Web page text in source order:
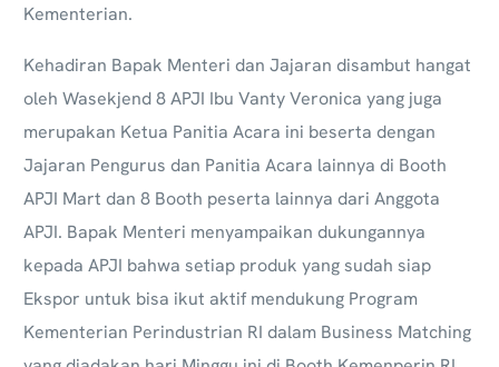
Kementerian.
Kehadiran Bapak Menteri dan Jajaran disambut hangat
oleh Wasekjend 8 APJI Ibu Vanty Veronica yang juga
merupakan Ketua Panitia Acara ini beserta dengan
Jajaran Pengurus dan Panitia Acara lainnya di Booth
APJI Mart dan 8 Booth peserta lainnya dari Anggota
APJI. Bapak Menteri menyampaikan dukungannya
kepada APJI bahwa setiap produk yang sudah siap
Ekspor untuk bisa ikut aktif mendukung Program
Kementerian Perindustrian RI dalam Business Matching